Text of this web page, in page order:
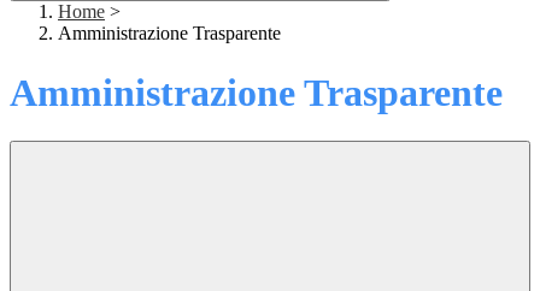
Home >
Amministrazione Trasparente
Amministrazione Trasparente